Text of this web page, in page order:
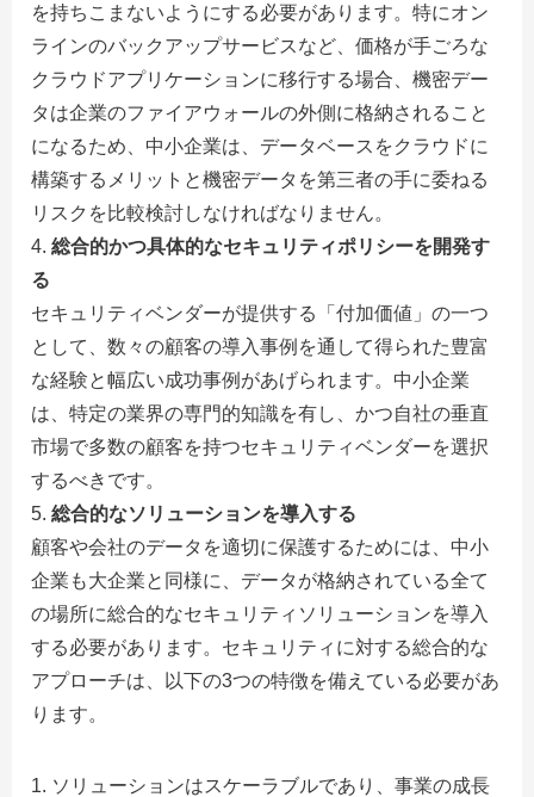
を持ちこまないようにする必要があります。特にオン
ラインのバックアップサービスなど、価格が手ごろな
クラウドアプリケーションに移行する場合、機密デー
タは企業のファイアウォールの外側に格納されること
になるため、中小企業は、データベースをクラウドに
構築するメリットと機密データを第三者の手に委ねる
リスクを比較検討しなければなりません。
総合的かつ具体的なセキュリティポリシーを開発す
る
セキュリティベンダーが提供する「付加価値」の一つ
として、数々の顧客の導入事例を通して得られた豊富
な経験と幅広い成功事例があげられます。中小企業
は、特定の業界の専門的知識を有し、かつ自社の垂直
市場で多数の顧客を持つセキュリティベンダーを選択
するべきです。
総合的なソリューションを導入する
顧客や会社のデータを適切に保護するためには、中小
企業も大企業と同様に、データが格納されている全て
の場所に総合的なセキュリティソリューションを導入
する必要があります。セキュリティに対する総合的な
アプローチは、以下の3つの特徴を備えている必要があ
ります。
ソリューションはスケーラブルであり、事業の成長